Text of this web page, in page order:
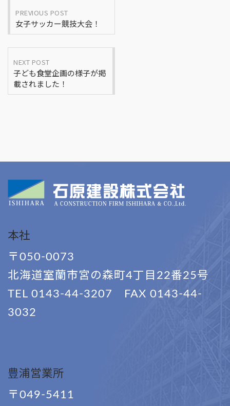
Post
navigation
PREVIOUS POST
女子サッカー競技大会！
NEXT POST
子ども食堂企画の様子が掲
載されました！
本社
〒050-0073
北海道室蘭市宮の森町4丁目22番25号
TEL 0143-44-3207 FAX 0143-44-
3032
豊浦営業所
〒049-5411